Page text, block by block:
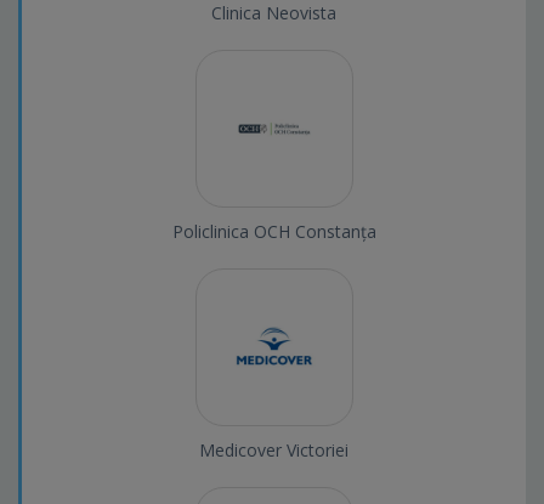
Clinica Neovista
Policlinica OCH Constanța
Medicover Victoriei